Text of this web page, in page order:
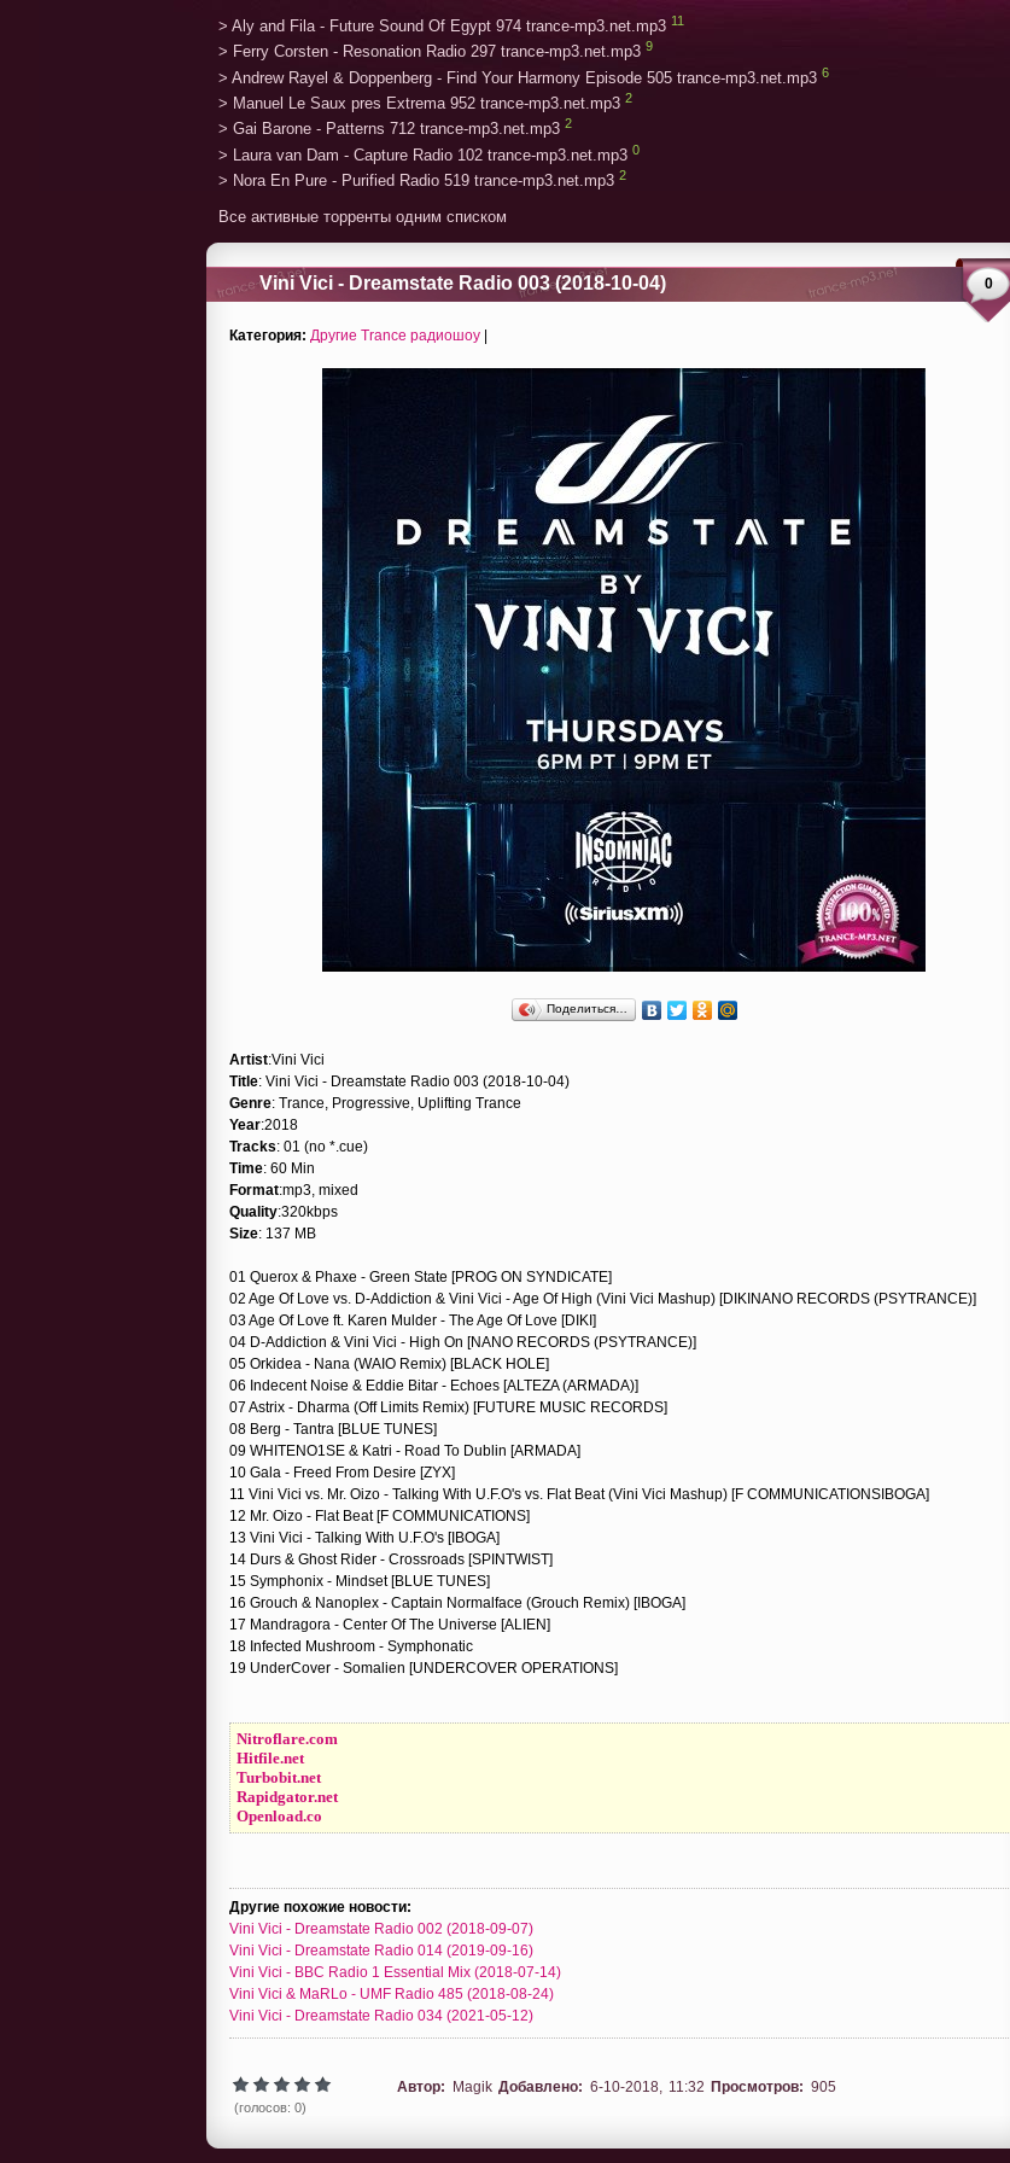
> Aly and Fila - Future Sound Of Egypt 974 trance-mp3.net.mp3 11
> Ferry Corsten - Resonation Radio 297 trance-mp3.net.mp3 9
> Andrew Rayel & Doppenberg - Find Your Harmony Episode 505 trance-mp3.net.mp3 6
> Manuel Le Saux pres Extrema 952 trance-mp3.net.mp3 2
> Gai Barone - Patterns 712 trance-mp3.net.mp3 2
> Laura van Dam - Capture Radio 102 trance-mp3.net.mp3 0
> Nora En Pure - Purified Radio 519 trance-mp3.net.mp3 2
Все активные торренты одним списком
Vini Vici - Dreamstate Radio 003 (2018-10-04) 0
Категория: Другие Trance радиошоу |
Поделиться…
Artist:Vini Vici
Title: Vini Vici - Dreamstate Radio 003 (2018-10-04)
Genre: Trance, Progressive, Uplifting Trance
Year:2018
Tracks: 01 (no *.cue)
Time: 60 Min
Format:mp3, mixed
Quality:320kbps
Size: 137 MB
01 Querox & Phaxe - Green State [PROG ON SYNDICATE]
02 Age Of Love vs. D-Addiction & Vini Vici - Age Of High (Vini Vici Mashup) [DIKINANO RECORDS (PSYTRANCE)]
03 Age Of Love ft. Karen Mulder - The Age Of Love [DIKI]
04 D-Addiction & Vini Vici - High On [NANO RECORDS (PSYTRANCE)]
05 Orkidea - Nana (WAIO Remix) [BLACK HOLE]
06 Indecent Noise & Eddie Bitar - Echoes [ALTEZA (ARMADA)]
07 Astrix - Dharma (Off Limits Remix) [FUTURE MUSIC RECORDS]
08 Berg - Tantra [BLUE TUNES]
09 WHITENO1SE & Katri - Road To Dublin [ARMADA]
10 Gala - Freed From Desire [ZYX]
11 Vini Vici vs. Mr. Oizo - Talking With U.F.O's vs. Flat Beat (Vini Vici Mashup) [F COMMUNICATIONSIBOGA]
12 Mr. Oizo - Flat Beat [F COMMUNICATIONS]
13 Vini Vici - Talking With U.F.O's [IBOGA]
14 Durs & Ghost Rider - Crossroads [SPINTWIST]
15 Symphonix - Mindset [BLUE TUNES]
16 Grouch & Nanoplex - Captain Normalface (Grouch Remix) [IBOGA]
17 Mandragora - Center Of The Universe [ALIEN]
18 Infected Mushroom - Symphonatic
19 UnderCover - Somalien [UNDERCOVER OPERATIONS]
Nitroflare.com
Hitfile.net
Turbobit.net
Rapidgator.net
Openload.co
Другие похожие новости:
Vini Vici - Dreamstate Radio 002 (2018-09-07)
Vini Vici - Dreamstate Radio 014 (2019-09-16)
Vini Vici - BBC Radio 1 Essential Mix (2018-07-14)
Vini Vici & MaRLo - UMF Radio 485 (2018-08-24)
Vini Vici - Dreamstate Radio 034 (2021-05-12)
(голосов: 0)
Автор: Magik Добавлено: 6-10-2018, 11:32 Просмотров: 905